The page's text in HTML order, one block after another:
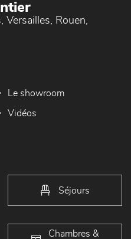
Versailles, Rouen,
Le showroom
Vidéos
Séjours
Chambres &